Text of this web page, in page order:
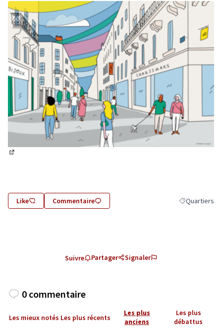
Like Commentaire Filtrer les
Quartiers
Suivre Partager Signaler
0 commentaire
Les mieux notés Les plus récents
Les plus
anciens
Les plus
débattus